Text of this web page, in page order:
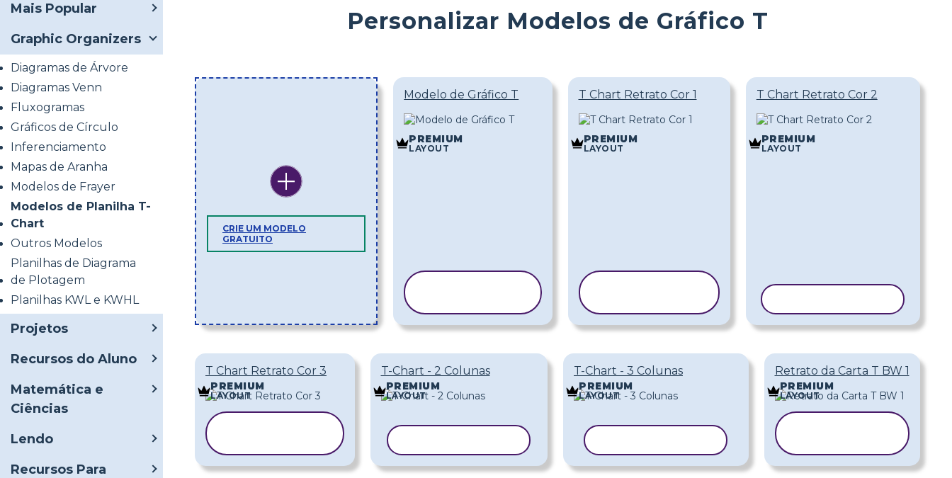
Mais Popular
Graphic Organizers
Diagramas de Árvore
Diagramas Venn
Fluxogramas
Gráficos de Círculo
Inferenciamento
Mapas de Aranha
Modelos de Frayer
Modelos de Planilha T-
Chart
Outros Modelos
Planilhas de Diagrama
de Plotagem
Planilhas KWL e KWHL
Projetos
Recursos do Aluno
Matemática e
Ciências
Lendo
Recursos Para
Personalizar Modelos de Gráfico T
CRIE UM MODELO
GRATUITO
Modelo de Gráfico T
PREMIUM
LAYOUT
T Chart Retrato Cor 1
PREMIUM
LAYOUT
T Chart Retrato Cor 2
PREMIUM
LAYOUT
T Chart Retrato Cor 3
PREMIUM
LAYOUT
T-Chart - 2 Colunas
PREMIUM
LAYOUT
T-Chart - 3 Colunas
PREMIUM
LAYOUT
Retrato da Carta T BW 1
PREMIUM
LAYOUT